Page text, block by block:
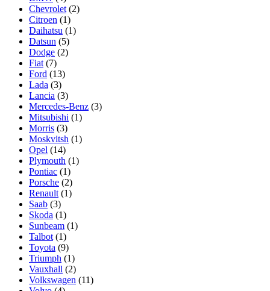
Chevrolet (2)
Citroen (1)
Daihatsu (1)
Datsun (5)
Dodge (2)
Fiat (7)
Ford (13)
Lada (3)
Lancia (3)
Mercedes-Benz (3)
Mitsubishi (1)
Morris (3)
Moskvitsh (1)
Opel (14)
Plymouth (1)
Pontiac (1)
Porsche (2)
Renault (1)
Saab (3)
Skoda (1)
Sunbeam (1)
Talbot (1)
Toyota (9)
Triumph (1)
Vauxhall (2)
Volkswagen (11)